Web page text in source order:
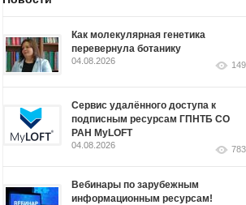
Как молекулярная генетика
перевернула ботанику
04.08.2026 149
Сервис удалённого доступа к
подписным ресурсам ГПНТБ СО
РАН MyLOFT
04.08.2026 783
Вебинары по зарубежным
информационным ресурсам!